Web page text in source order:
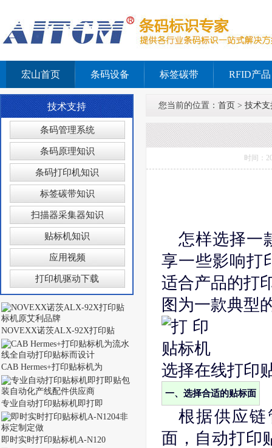
宏山首页 条码设备 标签碳带 RFID产品
技术支持
条码管理系统
条码原理知识
条码打印机知识
标签碳带知识
扫描器采集器知识
贴标机知识
应用视频
打印机驱动下载
NOVEXX诺茨ALX-92X打印贴
CAB Hermes+打印贴标机为
专业自动打印贴标机即打即
即时实时打印贴标机A-N120
您当前的位置： 首页 > 技术支
时间：
怎样选择一
享一些影响打
适合产品的打
图为一款典型
选择在线打印
一、选择合适的贴标面
根据供应
面，自动打印